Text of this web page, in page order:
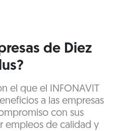
de Diez
el que el INFONAVIT
a las empresas
con sus
empleos de calidad y